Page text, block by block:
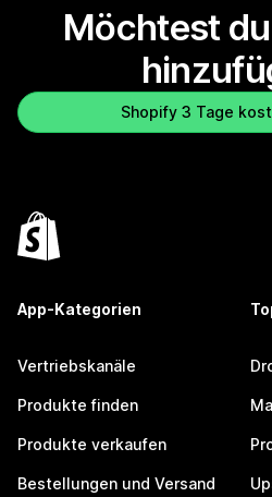
Möchtest
Shopify 3 Tage
App-Kategorien
Vertriebskanäle
Produkte finden
Produkte verkaufen
Bestellungen und Versand